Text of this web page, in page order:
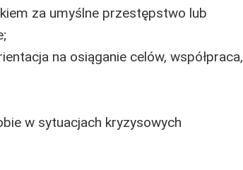
za umyślne przestępstwo lub
na osiąganie celów, współpraca,
w sytuacjach kryzysowych